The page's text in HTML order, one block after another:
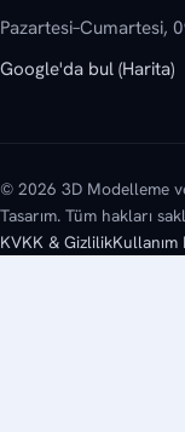
Pazartesi–Cumartesi,
Google'da bul (Harita)
© 2026 3D Modelleme
Tasarım. Tüm hakları
KVKK & GizlilikKullanım